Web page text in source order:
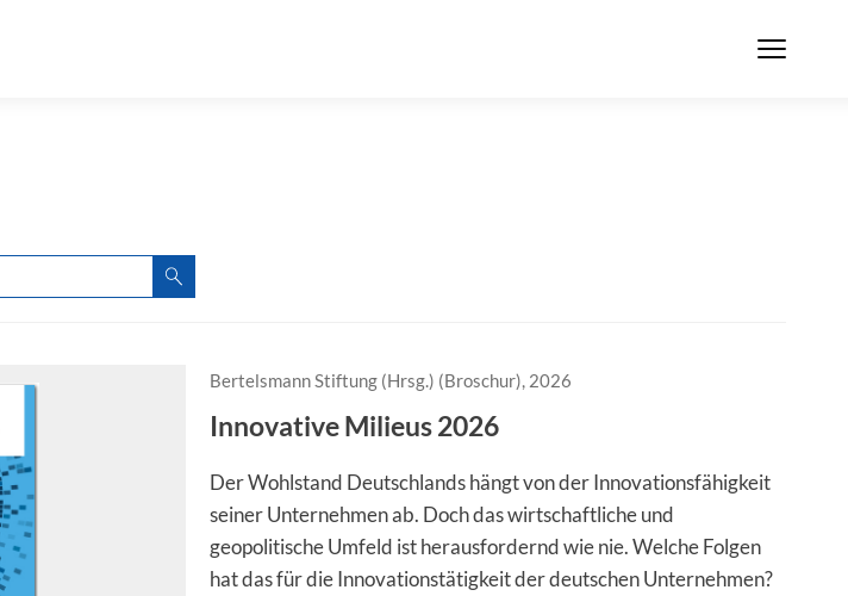
Bertelsmann Stiftung (Hrsg.) (Broschur), 2026
Innovative Milieus 2026
Der Wohlstand Deutschlands hängt von der Innovationsfähigkeit
seiner Unternehmen ab. Doch das wirtschaftliche und
geopolitische Umfeld ist herausfordernd wie nie. Welche Folgen
hat das für die Innovationstätigkeit der deutschen Unternehmen?